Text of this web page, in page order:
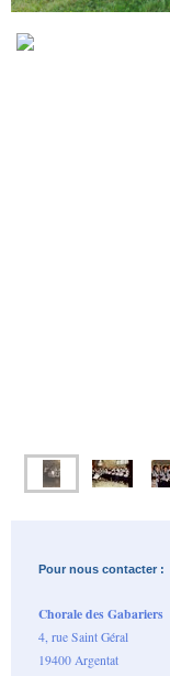
Pour nous contacter :
Chorale des Gabariers
4, rue Saint Géral
19400 Argentat